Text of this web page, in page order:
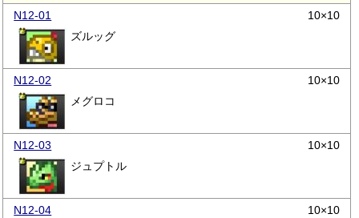
N12-01
10×10
ズルッグ
N12-02
10×10
メグロコ
N12-03
10×10
ジュプトル
N12-04
10×10